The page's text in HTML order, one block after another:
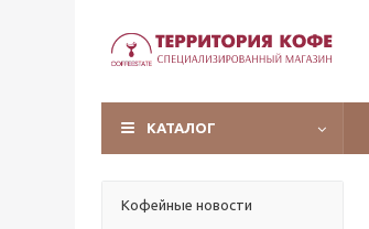
КАТАЛОГ
Кофейные новости